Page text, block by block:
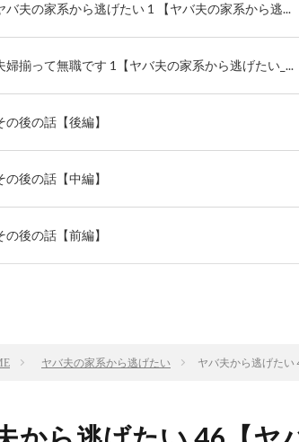
バ夫の家系から逃げたい 1 【ヤバ夫の家系から逃...
婦揃って無職です 1【ヤバ夫の家系から逃げたい_...
の後の話【後編】
の後の話【中編】
の後の話【前編】
ヤバ夫の家系から逃げたい ヤバ夫から逃げたい